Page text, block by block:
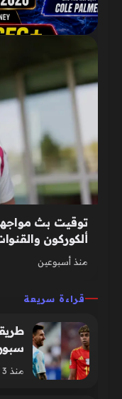
توقيت بث
ألكوركون
منذ أسبوعين
قراءة سريعة
منذ 3 أسابيع